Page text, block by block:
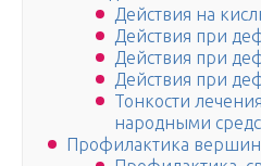
Действия на
Действия при
Действия при
Действия при
Тонкости
народными
Профилактика